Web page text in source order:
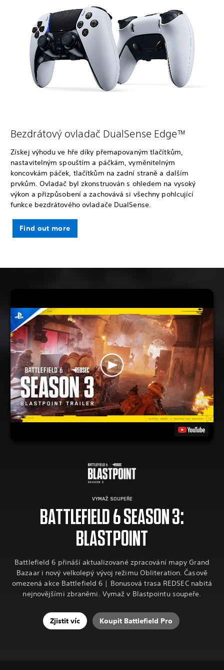
Bezdrátový ovladač DualSense Edge™
Získej výhodu ve hře díky přemapovaným tlačítkům,
nastavitelným spouštím a páčkám, vyměnitelným
koncovkám páček, tlačítkům na zadní straně a dalším
prvkům. Ovladač byl zkonstruován s ohledem na vysoký
výkon a přizpůsobení a zachovává si všechny pohlcující
funkce bezdrátového ovladače DualSense.
Find out more
VYMAŽ SOUPEŘE
BATTLEFIELD 6 SEASON 3:
BLASTPOINT
Battlefield 6 přináší aktualizované zpracování mapy Grand
Bazaar i nový velkolepý vývoj režimu Obliteration. Časově
omezená akce Battlefield 6 | Bonusová trasa REDSEC nabitá
nejnovějšími zbraněmi. Vymaž v Blastpointu soupeře.
Zjistit víc Koupit Battlefield Pro